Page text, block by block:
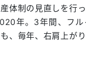
体制の見直しを行
年。3年間、フル
、毎年、右肩上が